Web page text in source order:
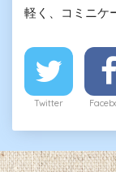
軽く、コミニケ
Twitter